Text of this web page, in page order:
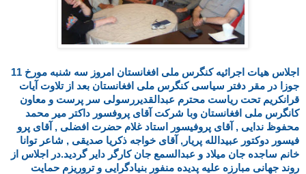
اجلاس هیات اجرائیه کنگرس ملی افغانستان امروز سه شنبه مورخ 11
جوزا در مقر دفتر سیاسی کنگرس ملی افغانستان بعد از تلاوت آیات
قرانکریم تحت ریاست محترم عبدالقدیررسولی سر پرست و معاون
کانگرس ملی افغانستان وبا شرکت آقای پروفسور داکتر میر محمد
محفوظ ندایی , آقای پروفیسور استاد غلام حضرت افضلی , آقای پرو
فیسور دوکتور عبیدالله پریار, آقای خواجه ذکریا صدیقی , شاعر توانا
خانم ساجده جان میلاد و عبدالسمع جان کارگر دایر گردید.در اجلاس از
روند جهانی مبارزه علیه پدیده منفور بنیادگرایی و تروریزم حمایت